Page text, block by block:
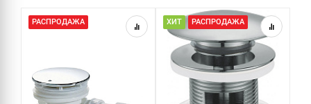
ДУШ
ДУШЕВЫЕ ГАРНИТУРЫ
РАСПРОДАЖА ХИТ РАСПРОДАЖА